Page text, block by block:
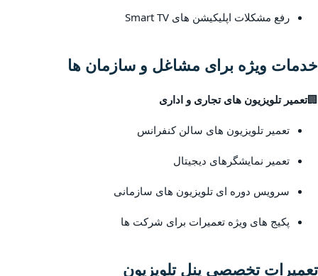
رفع مشکلات اپلیکیشن های Smart TV
خدمات ویژه برای مشاغل و سازمان ها
🏢تعمیر تلویزیون های تجاری و اداری
تعمیر تلویزیون های سالن کنفرانس
تعمیر نمایشگرهای دیجیتال
سرویس دوره ای تلویزیون های سازمانی
پکیج های ویژه تعمیرات برای شرکت ها
تعمیرات تخصصی پنل تلویزیون